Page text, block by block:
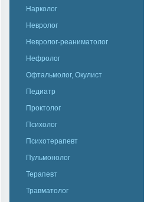
Нарколог
Невролог
Невролог-реаниматолог
Нефролог
Офтальмолог, Окулист
Педиатр
Проктолог
Психолог
Психотерапевт
Пульмонолог
Терапевт
Травматолог